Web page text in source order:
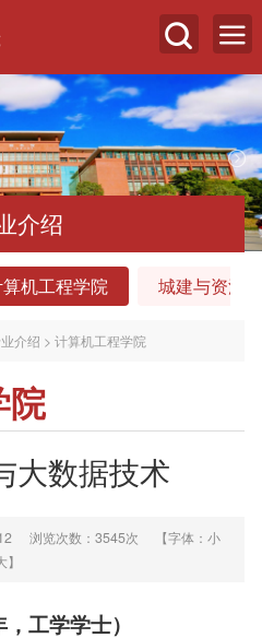
介绍
机工程学院 城建与资源
介绍 > 计算机工程学院
院
大数据技术
浏览次数： 3545次 【字体：小
】
，工学学士）